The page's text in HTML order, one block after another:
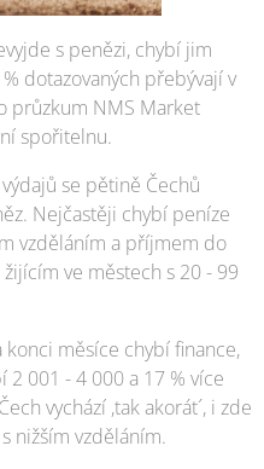
s penězi, chybí jim
dotazovaných přebývají v
průzkum NMS Market
spořitelnu.
se pětině Čechů
Nejčastěji chybí peníze
vzděláním a příjmem do
ve městech s 20 - 99
měsíce chybí finance,
001 - 4 000 a 17 % více
vychází ,tak akorát´, i zde
nižším vzděláním.